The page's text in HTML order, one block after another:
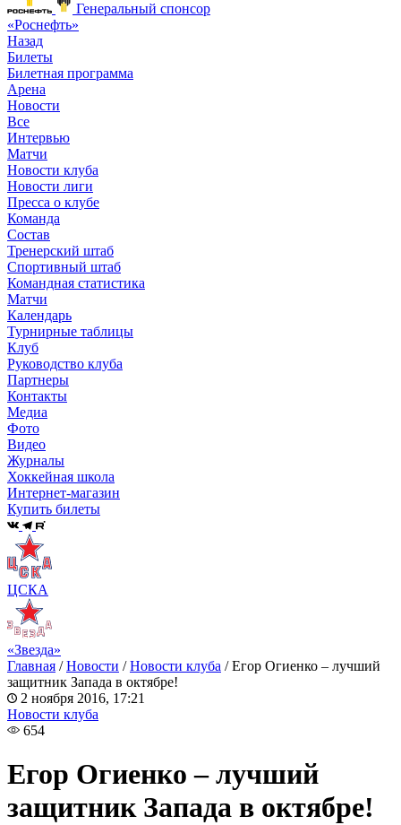
Генеральный спонсор
«Роснефть»
Назад
Билеты
Билетная программа
Арена
Новости
Все
Интервью
Матчи
Новости клуба
Новости лиги
Пресса о клубе
Команда
Состав
Тренерский штаб
Спортивный штаб
Командная статистика
Матчи
Календарь
Турнирные таблицы
Клуб
Руководство клуба
Партнеры
Контакты
Медиа
Фото
Видео
Журналы
Хоккейная школа
Интернет-магазин
Купить билеты
ЦСКА
«Звезда»
Главная /Новости /Новости клуба /Егор Огиенко – лучший
защитник Запада в октябре!
2 ноября 2016, 17:21
Новости клуба
654
Егор Огиенко – лучший
защитник Запада в октябре!